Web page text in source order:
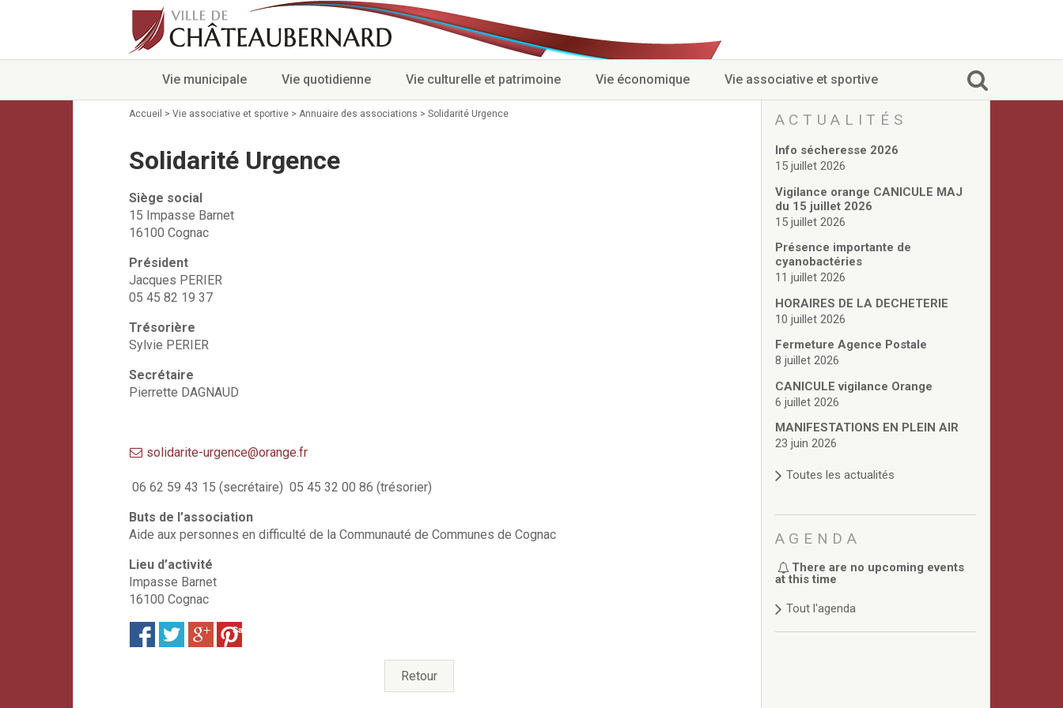
Vie municipale Vie quotidienne Vie culturelle et patrimoine Vie économique Vie associative et sportive
Accueil > Vie associative et sportive > Annuaire des associations > Solidarité Urgence
Solidarité Urgence
Siège social
15 Impasse Barnet
16100 Cognac
Président
Jacques PERIER
05 45 82 19 37
Trésorière
Sylvie PERIER
Secrétaire
Pierrette DAGNAUD
solidarite-urgence@orange.fr
06 62 59 43 15 (secrétaire) 05 45 32 00 86 (trésorier)
Buts de l’association
Aide aux personnes en difficulté de la Communauté de Communes de Cognac
Lieu d’activité
Impasse Barnet
16100 Cognac
Save
Retour
ACTUALITÉS
Info sécheresse 2026
15 juillet 2026
Vigilance orange CANICULE MAJ
du 15 juillet 2026
15 juillet 2026
Présence importante de
cyanobactéries
11 juillet 2026
HORAIRES DE LA DECHETERIE
10 juillet 2026
Fermeture Agence Postale
8 juillet 2026
CANICULE vigilance Orange
6 juillet 2026
MANIFESTATIONS EN PLEIN AIR
23 juin 2026
Toutes les actualités
AGENDA
There are no upcoming events
at this time
Tout l'agenda